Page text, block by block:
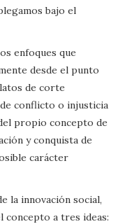
bajo el
enfoques que
desde el punto
de corte
conflicto o injusticia
propio concepto de
y conquista de
carácter
la innovación social,
concepto a tres ideas: